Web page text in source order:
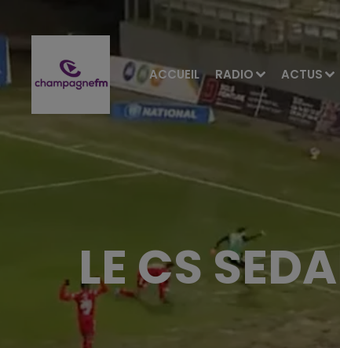
ACCUEIL RADIO ACTUS
LE CS